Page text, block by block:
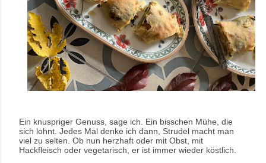
Ein knuspriger Genuss, sage ich. Ein bisschen Mühe, die
sich lohnt. Jedes Mal denke ich dann, Strudel macht man
viel zu selten. Ob nun herzhaft oder mit Obst, mit
Hackfleisch oder vegetarisch, er ist immer wieder köstlich.